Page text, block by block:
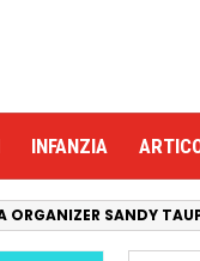
INFANZIA
ORGANIZER SANDY